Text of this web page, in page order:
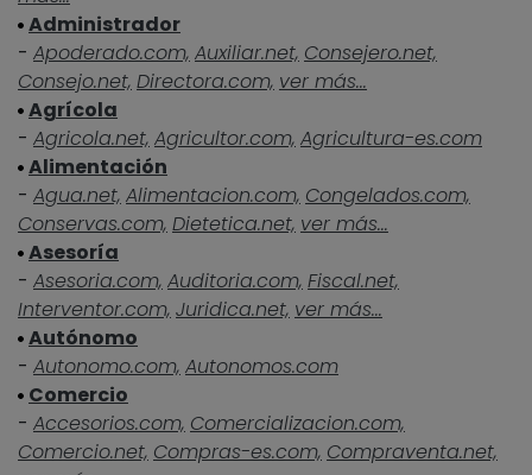
Administrador
- Apoderado.com, Auxiliar.net, Consejero.net,
Consejo.net, Directora.com, ver más...
Agrícola
- Agricola.net, Agricultor.com, Agricultura-es.com
Alimentación
- Agua.net, Alimentacion.com, Congelados.com,
Conservas.com, Dietetica.net, ver más...
Asesoría
- Asesoria.com, Auditoria.com, Fiscal.net,
Interventor.com, Juridica.net, ver más...
Autónomo
- Autonomo.com, Autonomos.com
Comercio
- Accesorios.com, Comercializacion.com,
Comercio.net, Compras-es.com, Compraventa.net,